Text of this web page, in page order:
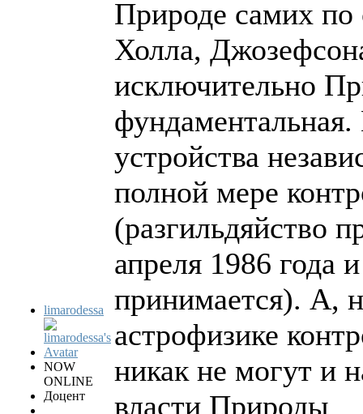
limarodessa
NOW
ONLINE
Доцент
Природе самих по
Холла,
исключительно
фундаментальная.
устройства
полной мере
(разгильдяйство
апреля 1986 года
принимается). А,
астрофизике
никак не могут и
власти Природы